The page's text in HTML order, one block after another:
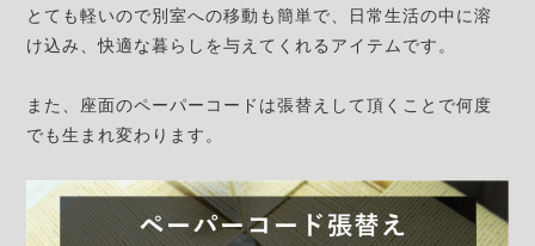
とても軽いので別室への移動も簡単で、日常生活の中に溶
け込み、快適な暮らしを与えてくれるアイテムです。
また、座面のペーパーコードは張替えして頂くことで何度
でも生まれ変わります。